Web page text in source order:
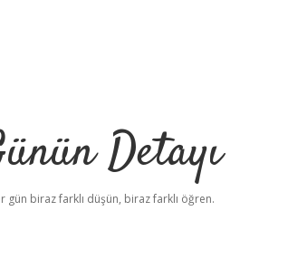
Detayı
gün biraz farklı düşün, biraz farklı öğren.